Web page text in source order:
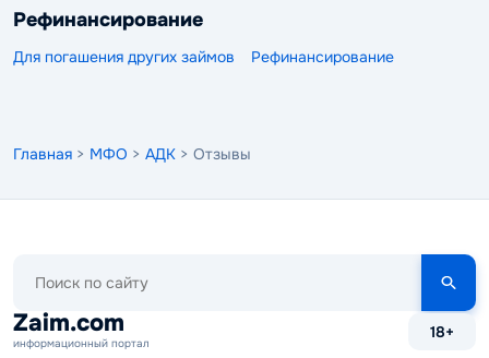
Рефинансирование
Для погашения других займов Рефинансирование
Главная > МФО > АДК > Отзывы
сайту
Zaim.com
информационный портал
18+